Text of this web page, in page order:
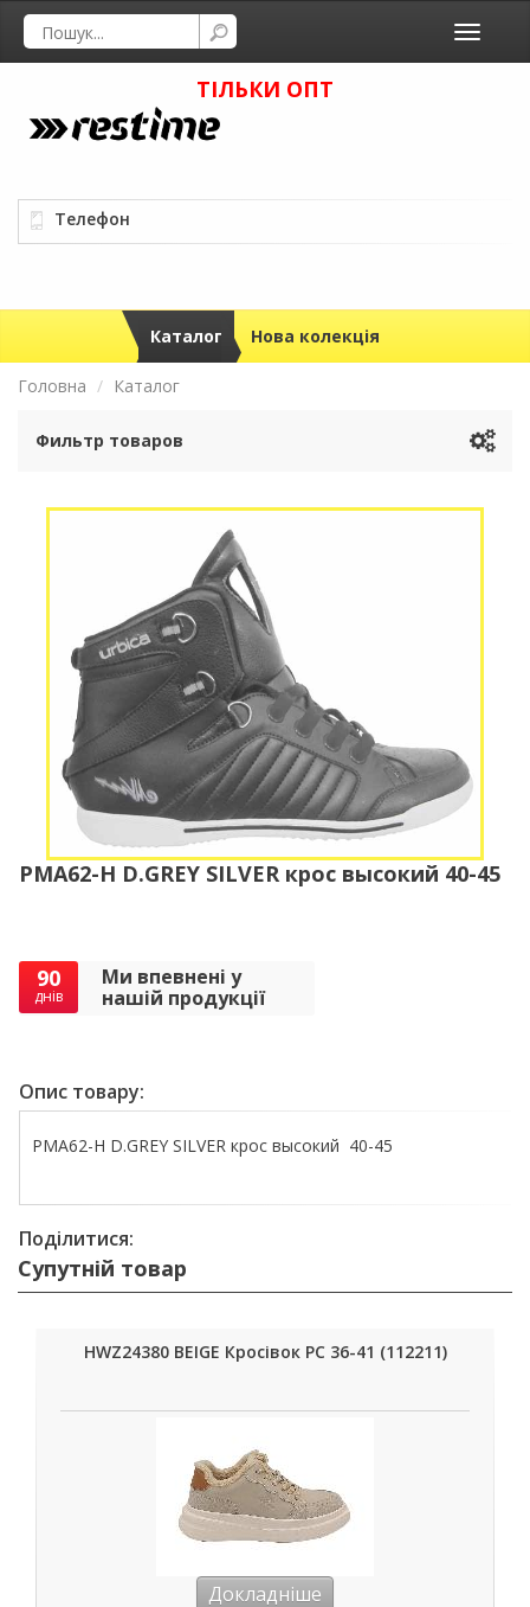
Toggle
ТІЛЬКИ ОПТ
Телефон
Каталог Нова колекція
Головна Каталог
Фильтр товаров
PMA62-H D.GREY SILVER крос высокий 40-45
90
днів
Ми впевнені у
нашій продукції
Опис товару:
PMA62-H D.GREY SILVER крос высокий 40-45
Поділитися:
Супутній товар
HWZ24380 BEIGE Кросівок РС 36-41 (112211)
Докладніше